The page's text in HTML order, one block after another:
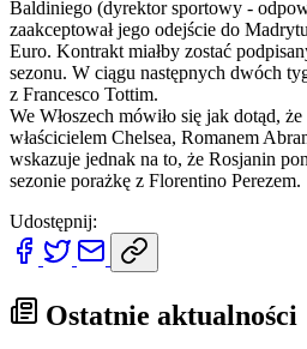
Baldiniego (dyrektor sportowy -
zaakceptował jego odejście do
Euro. Kontrakt miałby zostać
sezonu. W ciągu następnych dwóch
z Francesco Tottim.
We Włoszech mówiło się jak dotąd,
właścicielem Chelsea, Romanem
wskazuje jednak na to, że Rosjanin
sezonie porażkę z Florentino Perezem.
Udostępnij:
Ostatnie aktualności